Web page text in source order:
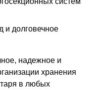
долговечное
надежное и
хранения
в любых